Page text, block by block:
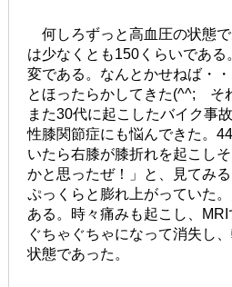
何しろずっと高血圧の状態
は少なくとも150くらいであ
変である。なんとかせねば・
とほったらかしてきた(^^; そ
また30代に起こしたバイク事
性膝関節症にも悩んできた。
いたら右膝が膝折れを起こし
かと思ったぜ！」と、見てみ
ぷっくらと膨れ上がっていた
ある。時々痛みも起こし、
ぐちゃぐちゃになって消失し
状態であった。